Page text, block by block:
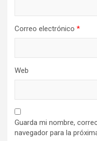
Correo electrónico *
Web
Guarda mi nombre,
navegador para la